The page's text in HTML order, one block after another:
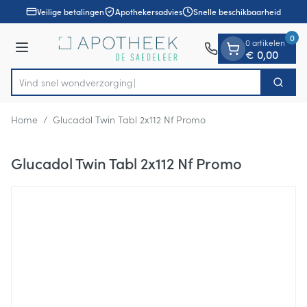
Ga naar de inhoud
1 van 1Veilige betalingen Apothekersadvies Snelle beschikbaarheid
Menu
Product, merk, categorie...
Vind snel wondv Zoek
0 artikelen
€ 0,00
0
Home / Glucadol Twin Tabl 2x112 Nf Promo
Glucadol Twin Tabl 2x112 Nf Promo